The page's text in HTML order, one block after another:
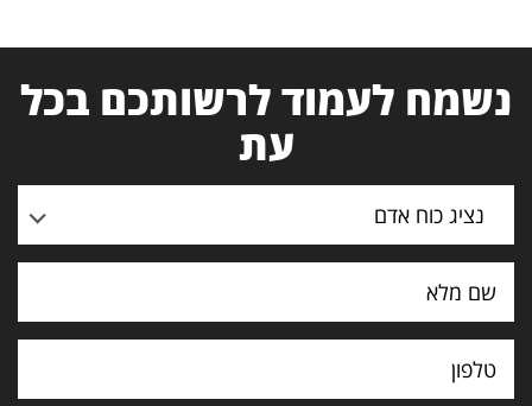
נשמח לעמוד לרשותכם בכל
עת
נציג כוח אדם